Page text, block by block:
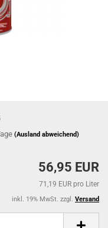
(Ausland abweichend)
56,95 EUR
71,19 EUR pro Liter
inkl. 19% MwSt. zzgl. Versand